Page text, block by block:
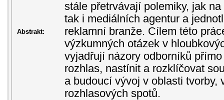
Abstrakt:
stále přetrvávají polemiky, jak
tak i mediálních agentur a
reklamní branže. Cílem této
výzkumných otázek v
vyjadřují názory odborníků
rozhlas, nastínit a rozklíčovat
a budoucí vývoj v oblasti tvorby,
rozhlasových spotů.